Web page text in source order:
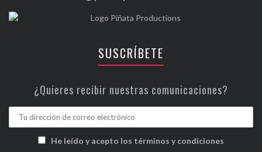
SUSCRÍBETE
¿Quieres recibir nuestras comunicaciones?
He leído y acepto los términos y condiciones